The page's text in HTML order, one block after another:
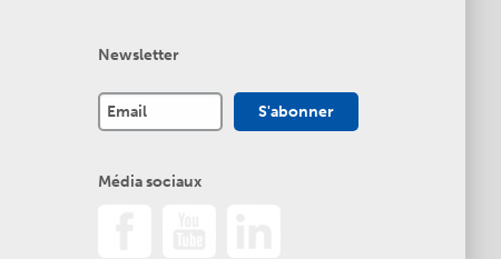
Newsletter
Média sociaux